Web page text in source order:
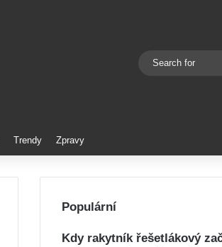
Switch skin
Trendy Zpravy
Populární
Kdy rakytník řešetlákový